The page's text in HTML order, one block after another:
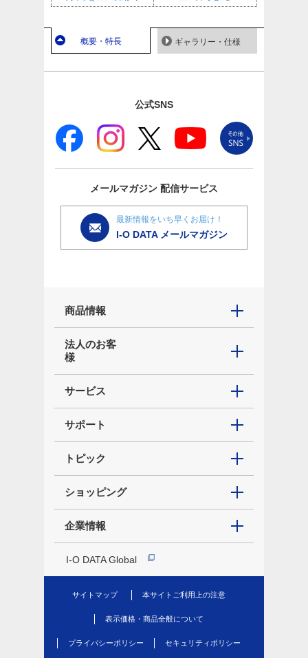
概要・特長 ギャラリー・仕様
公式SNS
メールマガジン 配信サービス
最新情報をいち早くお届け！
I-O DATA メールマガジン
商品情報
法人のお客
様
サービス
サポート
トピック
ショッピング
企業情報
I-O DATA Global
サイトマップ 本サイトご利用上の注意
表示価格・商品全般について
プライバシーポリシー セキュリティポリシー